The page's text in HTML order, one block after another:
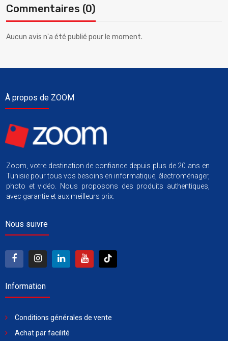
Commentaires (0)
Aucun avis n'a été publié pour le moment.
À propos de ZOOM
Zoom, votre destination de confiance depuis plus de 20 ans en
Tunisie pour tous vos besoins en informatique, électroménager,
photo et vidéo. Nous proposons des produits authentiques,
avec garantie et aux meilleurs prix.
Nous suivre
Information
Conditions générales de vente
Achat par facilité